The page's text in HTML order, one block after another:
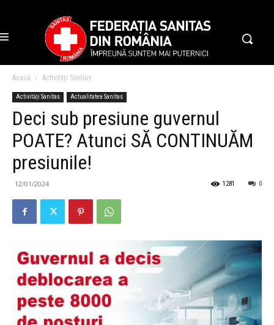
Acasă Activități Sanitas
Activități Sanitas Actualitatea Sanitas
Deci sub presiune guvernul
POATE? Atunci SĂ CONTINUĂM
presiunile!
12/01/2024 0
1281